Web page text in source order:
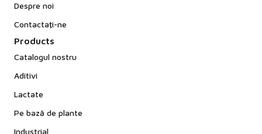
Despre noi
Contactaţi-ne
Products
Catalogul nostru
Aditivi
Lactate
Pe bază de plante
Industrial